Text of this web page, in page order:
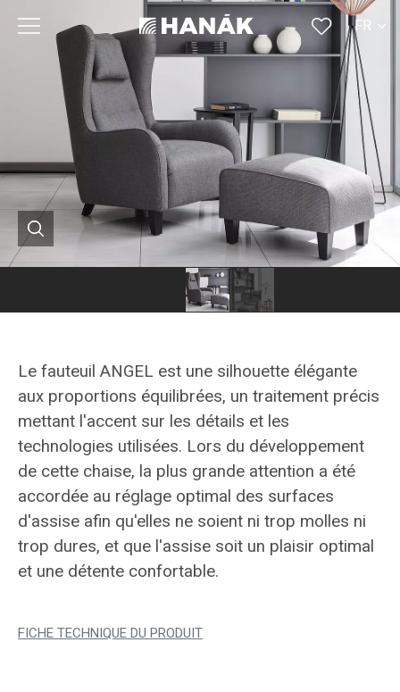
CS
SK
EN
DE
RU
FR
Le fauteuil ANGEL est une silhouette élégante
aux proportions équilibrées, un traitement précis
mettant l'accent sur les détails et les
technologies utilisées. Lors du développement
de cette chaise, la plus grande attention a été
accordée au réglage optimal des surfaces
d'assise afin qu'elles ne soient ni trop molles ni
trop dures, et que l'assise soit un plaisir optimal
et une détente confortable.
FICHE TECHNIQUE DU PRODUIT